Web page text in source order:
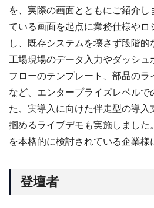
を、実際の画面とともにご紹介し
ている画面を起点に業務仕様やロ
し、既存システムを壊さず段階的
工場現場のデータ入力やダッシュ
フローのテンプレート、部品のラ
など、エンタープライズレベルで
た、実導入に向けた伴走型の導
掴めるライブデモも実施しました
を本格的に検討されている企業様
登壇者